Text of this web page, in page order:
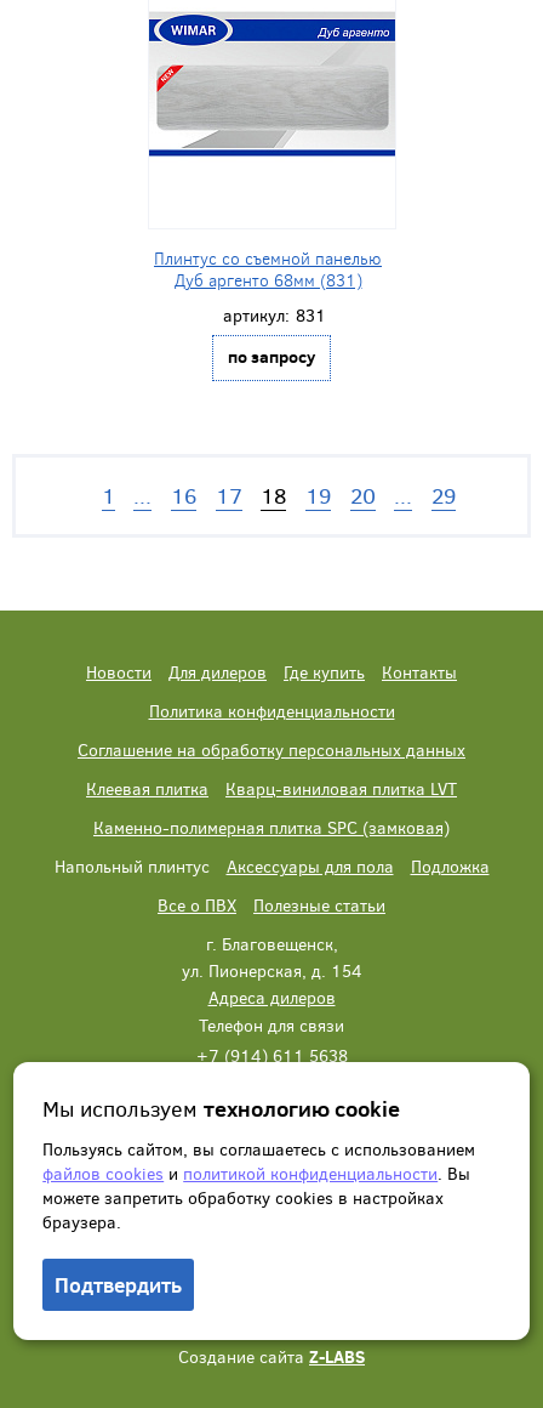
Плинтус со съемной панелью
Дуб аргенто 68мм (831)
артикул: 831
по запросу
1 ... 16 17 18 19 20 ... 29
Новости Для дилеров Где купить
Контакты
Политика конфиденциальности
Соглашение на обработку персональных данных
Клеевая плитка
Кварц-виниловая плитка LVT
Каменно-полимерная плитка SPC (замковая)
Напольный плинтус
Аксессуары для пола
Подложка
Все о ПВХ
Полезные статьи
г. Благовещенск,
ул. Пионерская, д. 154
Адреса дилеров
Телефон для связи
+7 (914) 611 5638
Написать нам Заказать звонок
Создание сайта Z-LABS
Мы используемтехнологию cookie
Пользуясь сайтом, вы соглашаетесь с использованием
файлов cookies и политикой конфиденциальности. Вы
можете запретить обработку сookies в настройках
браузера.
Подтвердить